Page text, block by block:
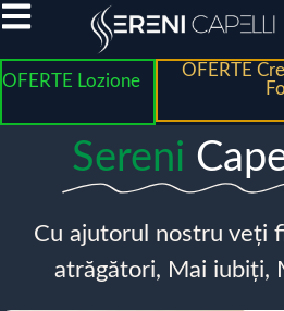
OFERTE Lozione
OFERTE
Sereni
Cu ajutorul nostru veți
atrăgători, Mai iubiți,